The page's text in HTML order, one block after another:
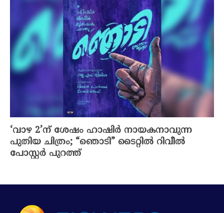
‘വാഴ 2’ന് ശേഷം ഹാഷിർ നായകനാവുന്ന
പുതിയ ചിത്രം; “ഞൊടി” ടൈറ്റിൽ റിവീൽ
പോസ്റ്റർ പുറത്ത്